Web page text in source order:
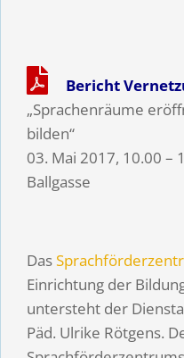
Bericht
„Sprachenräume
bilden“
03. Mai 2017, 10.00 –
Ballgasse
Das
Einrichtung der
untersteht der
Päd. Ulrike Rötgens.